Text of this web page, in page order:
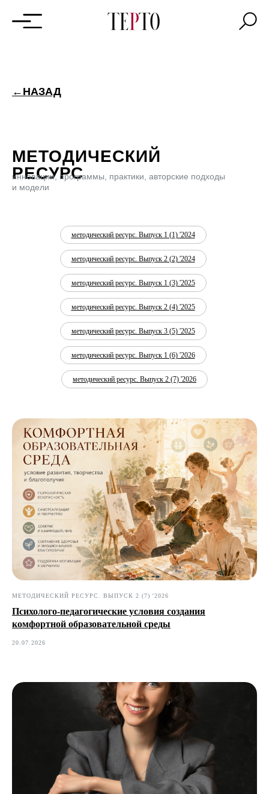
←НАЗАД
МЕТОДИЧЕСКИЙ
РЕСУРС
инновации, программы, практики, авторские подходы
и модели
методический ресурс. Выпуск 1 (1) '2024
методический ресурс. Выпуск 2 (2) '2024
методический ресурс. Выпуск 1 (3) '2025
методический ресурс. Выпуск 2 (4) '2025
методический ресурс. Выпуск 3 (5) '2025
методический ресурс. Выпуск 1 (6) '2026
методический ресурс. Выпуск 2 (7) '2026
МЕТОДИЧЕСКИЙ РЕСУРС. ВЫПУСК 2 (7) '2026
Психолого-педагогические условия создания
комфортной образовательной среды
20.07.2026